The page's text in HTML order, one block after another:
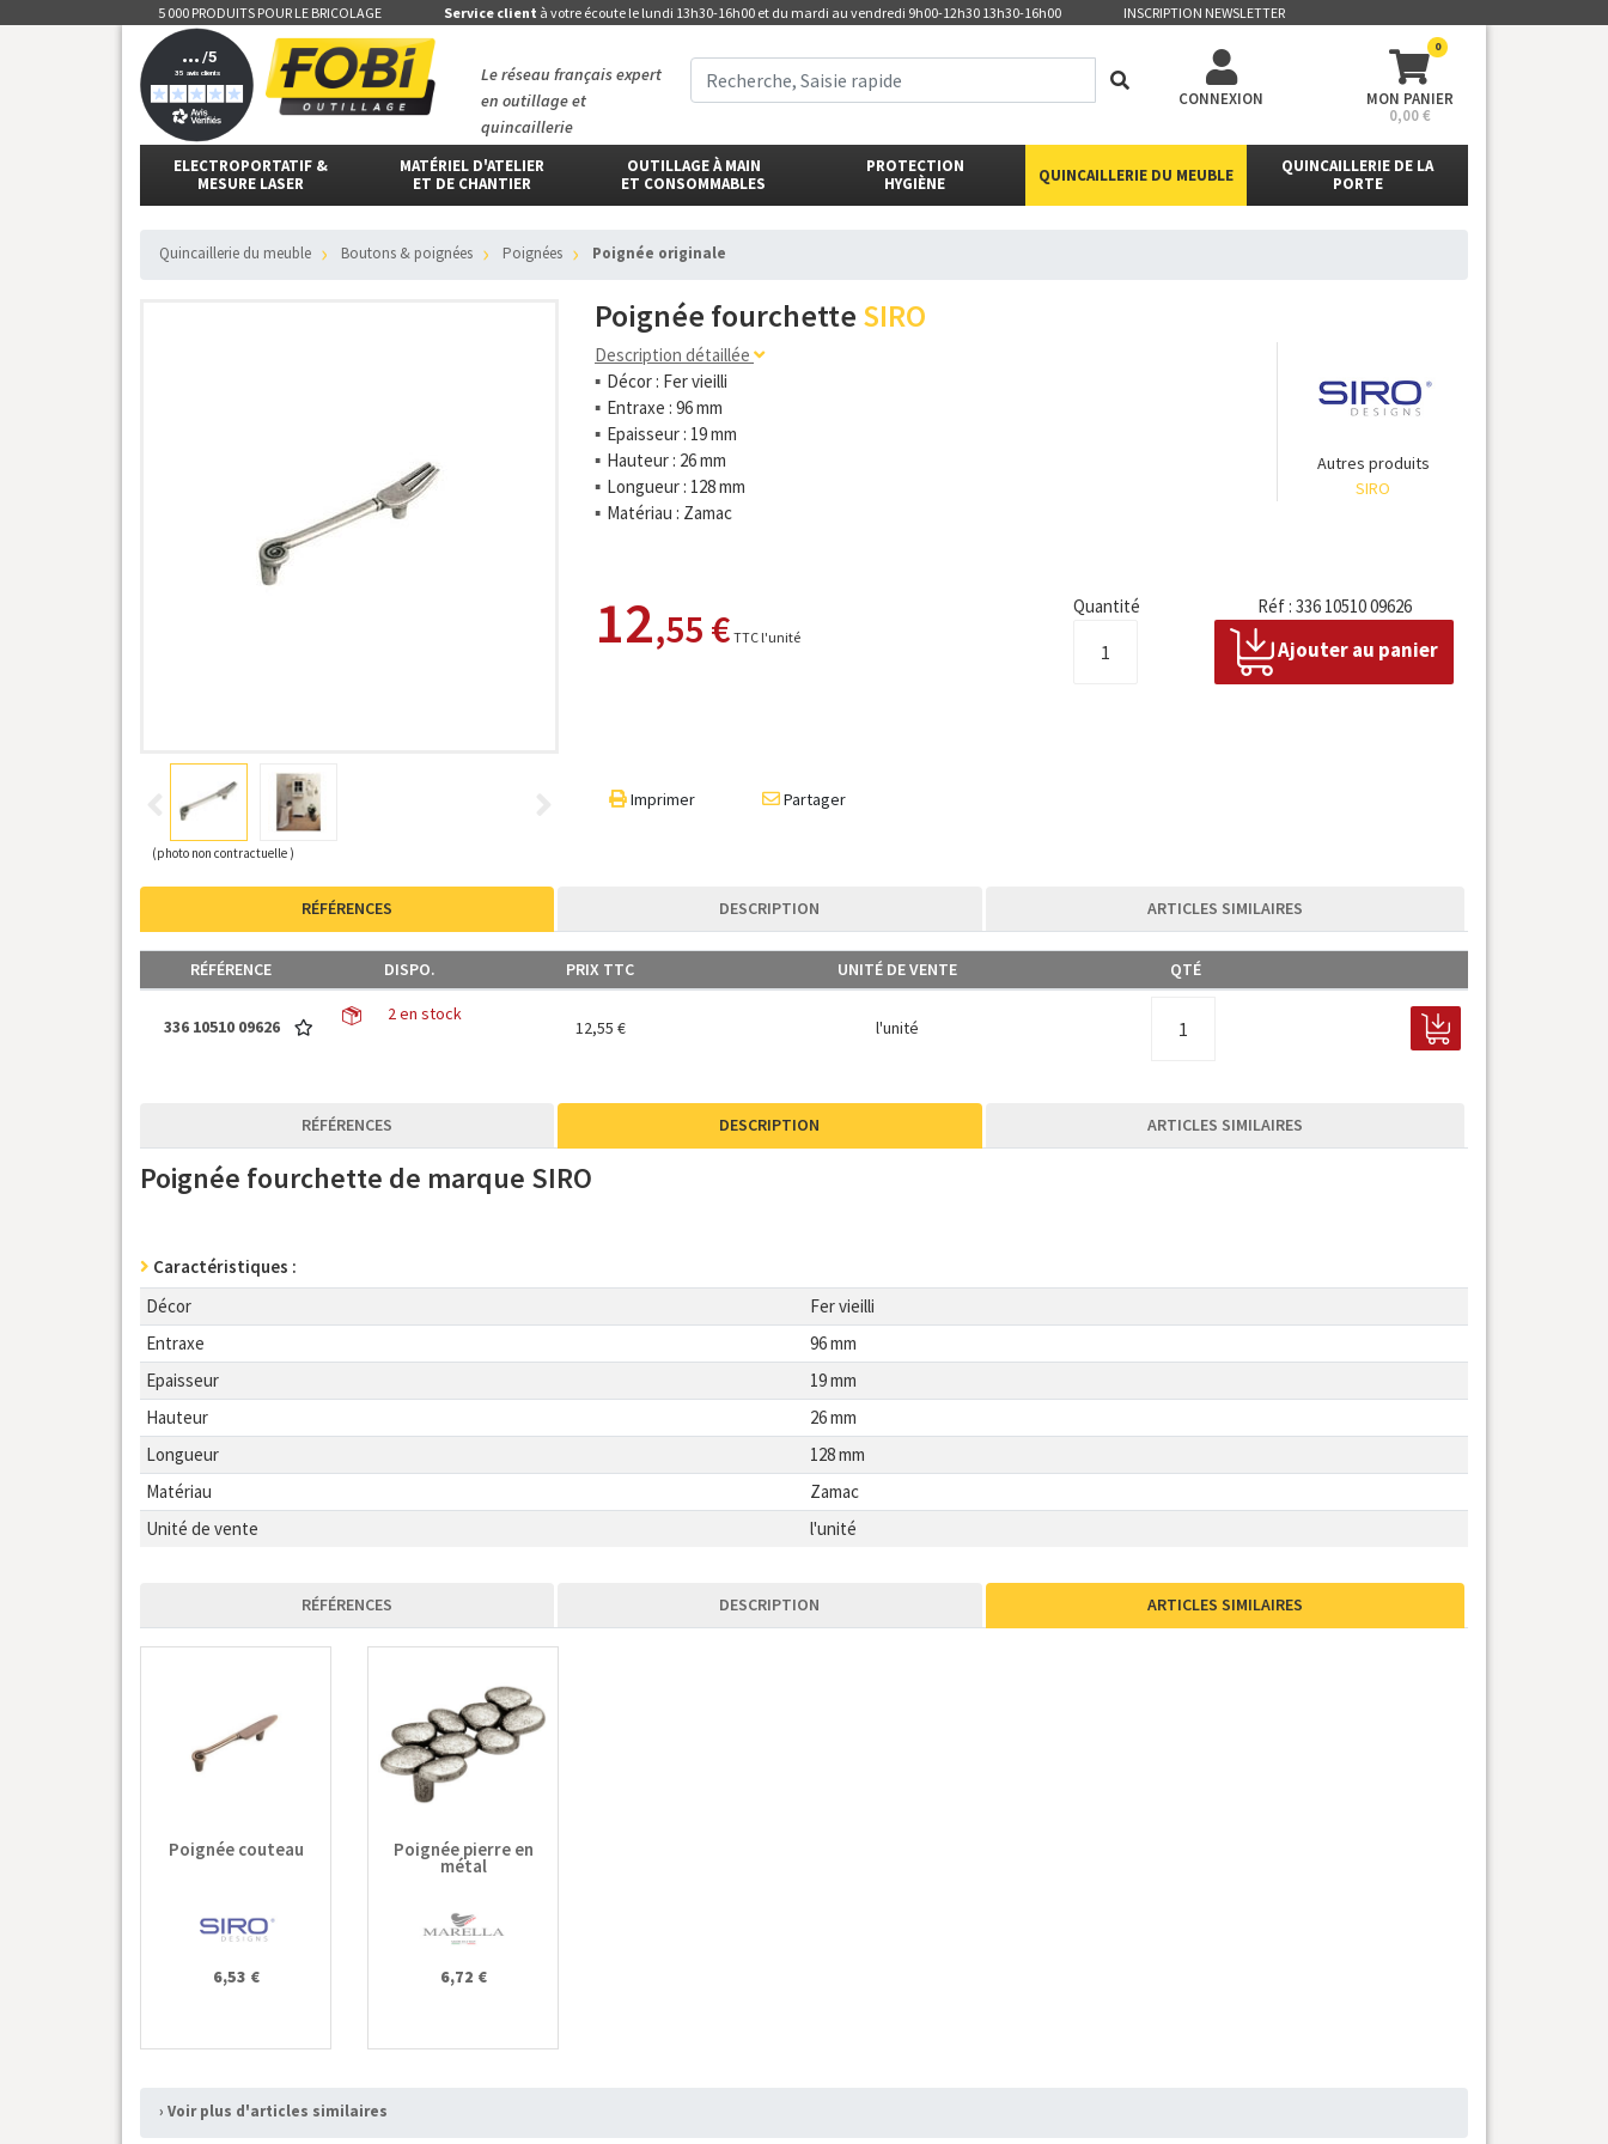
5 000 PRODUITS POUR LE BRICOLAGE Service client à votre écoute le lundi 13h30-16h00 et du mardi au vendredi 9h00-12h30 13h30-16h00 INSCRIPTION NEWSLETTER
Le réseau français expert
en outillage et
quincaillerie
CONNEXION
0
MON PANIER
0,00 €
ELECTROPORTATIF &
MESURE LASER
MATÉRIEL D'ATELIER
ET DE CHANTIER
OUTILLAGE À MAIN
ET CONSOMMABLES
PROTECTION
HYGIÈNE
QUINCAILLERIE DU MEUBLE
QUINCAILLERIE DE LA
PORTE
Quincaillerie du meuble Boutons & poignées Poignées Poignée originale
Poignée fourchette SIRO
Description détaillée
Décor : Fer vieilli
Entraxe : 96 mm
Epaisseur : 19 mm
Hauteur : 26 mm
Longueur : 128 mm
Matériau : Zamac
Autres produits
SIRO
12,55 € TTC l'unité
Quantité Réf : 336 10510 09626
Ajouter au panier
(photo non contractuelle )
Imprimer Partager
RÉFÉRENCES DESCRIPTION ARTICLES SIMILAIRES
RÉFÉRENCE DISPO. PRIX TTC UNITÉ DE VENTE QTÉ
336 10510 09626
2 en stock
12,55 € l'unité
RÉFÉRENCES DESCRIPTION ARTICLES SIMILAIRES
Poignée fourchette de marque SIRO
Caractéristiques :
Décor
Fer vieilli
Entraxe
96 mm
Epaisseur
19 mm
Hauteur
26 mm
Longueur
128 mm
Matériau
Zamac
Unité de vente
l'unité
RÉFÉRENCES DESCRIPTION ARTICLES SIMILAIRES
Poignée couteau
6,53 €
Poignée pierre en
métal
6,72 €
› Voir plus d'articles similaires